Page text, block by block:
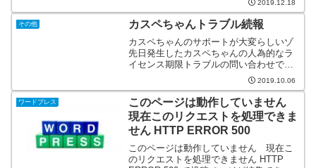
エラーで表示されなくなったんだよん。
サーバーには、もう一つのサイトも使っ
ているんだけどそ...
2019.12.18
その他 カスペちゃんトラブル続報
カスペちゃんのサポートが大変らしいゾ
先日発生したカスペちゃんの人為的なラ
イセンス期限トラブルの問い合わせでサ
ポートが大変らしいメールが届いた。9月
30日に弊社製品の一部で発生いたしまし
た、ライセンス期間の誤表示による影響
で現在、カスペルスキ...
2019.10.06
ワードプレス
このページは動作していません
現在このリクエストを処理できま
せん HTTP ERROR 500
このページは動作していません 現在こ
のリクエストを処理できません HTTP